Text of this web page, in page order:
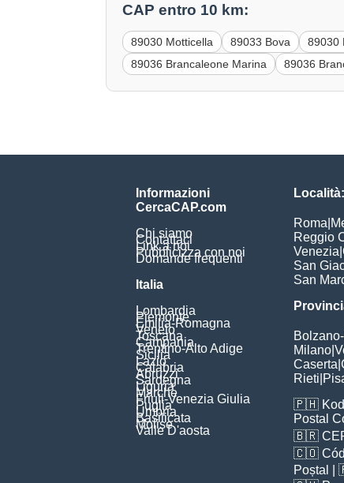
CAP entro 10 km:
89030 Motticella 89033 Bova 89030
89036 Brancaleone Marina
89036
Informazioni
CercaCAP.com
Chi siamo
Contattaci
Link a noi
Pubblicizza con noi
Domande frequenti
Italia
Lombardia
Piemonte
Emilia-Romagna
Veneto
Toscana
Campania
Trentino-Alto Adige
Sicilia
Lazio
Calabria
Abruzzi
Sardegna
Liguria
Marche
Friuli-Venezia Giulia
Puglia
Umbria
Basilicata
Molise
Valle D'aosta
Località:
Roma
Reggio
Venezia
San
San
Milano
Caserta
Rieti
🇵🇭
Postal
🇧🇷
🇨🇴
Poștal
|